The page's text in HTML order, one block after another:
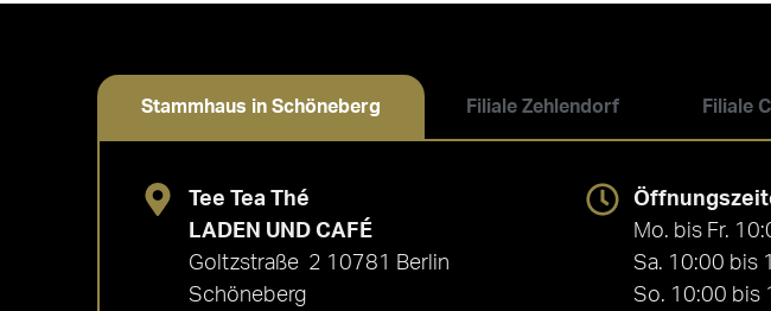
Stammhaus in Schöneberg Filiale Zehlendorf Filiale
Tee Tea Thé
LADEN UND CAFÉ
Goltzstraße 2 10781 Berlin
Schöneberg
Mo. bis Fr.
Sa. 10:00 bis
So. 10:00 bis